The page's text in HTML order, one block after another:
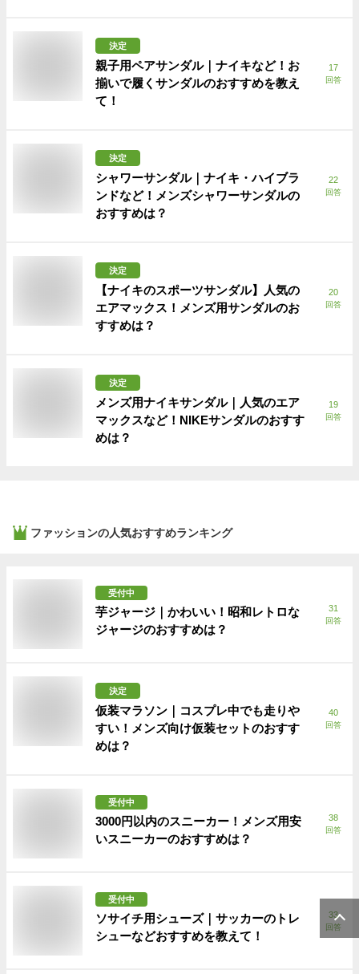
決定
親子用ペアサンダル｜ナイキなど！お
揃いで履くサンダルのおすすめを教え
て！
17
回答
決定
シャワーサンダル｜ナイキ・ハイブラ
ンドなど！メンズシャワーサンダルの
おすすめは？
22
回答
決定
【ナイキのスポーツサンダル】人気の
エアマックス！メンズ用サンダルのお
すすめは？
20
回答
決定
メンズ用ナイキサンダル｜人気のエア
マックスなど！NIKEサンダルのおすす
めは？
19
回答
ファッションの人気おすすめランキング
受付中
芋ジャージ｜かわいい！昭和レトロな
ジャージのおすすめは？
31
回答
決定
仮装マラソン｜コスプレ中でも走りや
すい！メンズ向け仮装セットのおすす
めは？
40
回答
受付中
3000円以内のスニーカー！メンズ用安
いスニーカーのおすすめは？
38
回答
受付中
ソサイチ用シューズ｜サッカーのトレ
シューなどおすすめを教えて！
33
回答